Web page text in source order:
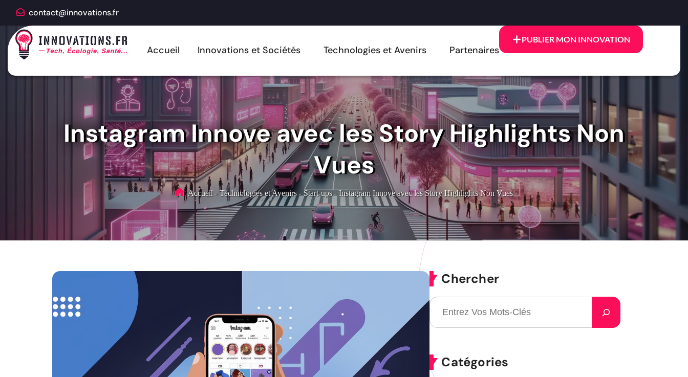
contact@innovations.fr
Accueil Innovations et Sociétés Technologies et Avenirs Partenaires
PUBLIER MON INNOVATION
Instagram Innove avec les Story Highlights Non
Vues
Accueil - Technologies et Avenirs - Start-ups - Instagram Innove avec les Story Highlights Non Vues
Chercher
Catégories